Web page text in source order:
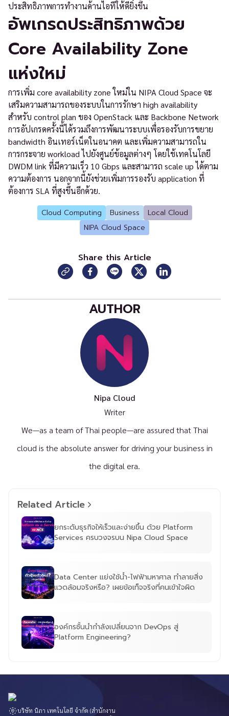
ประสิทธิภาพการทำงานด้านไอทีให้ดียิ่งขึ้น
อัพเกรดประสิทธิภาพด้วย
Core Availability Zone
แห่งใหม่
การเพิ่ม core availability zone ใหม่ใน NIPA Cloud Space จะ
เสริมความสามารถของระบบในการรักษา high availability
สำหรับ control plan ของ OpenStack และ Backbone Network
การอัปเกรดครั้งนี้ได้รวมถึงการพัฒนาระบบเพื่อรองรับการขยาย
bandwidth อินเทอร์เน็ตในอนาคต และเพิ่มความสามารถใน
การกระจาย workload ไปยังศูนย์ข้อมูลต่างๆ โดยใช้เทคโนโลยี
DWDM link ที่มีความเร็ว 10 Gbps และสามารถ scale up ได้ตาม
ความต้องการ นอกจากนี้ยังช่วยเพิ่มการรองรับ application ที่
ต้องการ SLA ที่สูงขึ้นอีกด้วย.
Cloud Computing Business
Local Cloud
NIPA Cloud Space
Share this Article
AUTHOR
Nipa Cloud
Writer
We—as a team of Thai people—are assured that Thai
cloud is the absolute answer for driving your business in
the digital era.
Related Article
ยกระดับธุรกิจให้เร็วและง่ายขึ้น ด้วย Platform
Services ครบวงจรบน Nipa Cloud Space
Data Center แย่งใช้น้ำ-ไฟฟ้ามหาศาล ทำลายสิ่ง
แวดล้อมจริงหรือ? เผยข้อเท็จจริงที่คนเข้าใจผิด
องค์กรชั้นนำกำลังเปลี่ยนจาก DevOps สู่
Platform Engineering?
บริษัท นิภา เทคโนโลยี จำกัด (สำนักงาน